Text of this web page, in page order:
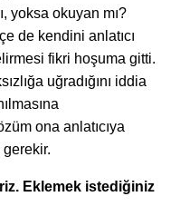
yoksa okuyan mı?
de kendini anlatıcı
fikri hoşuma gitti.
uğradığını iddia
ona anlatıcıya
gerekir.
Eklemek istediğiniz